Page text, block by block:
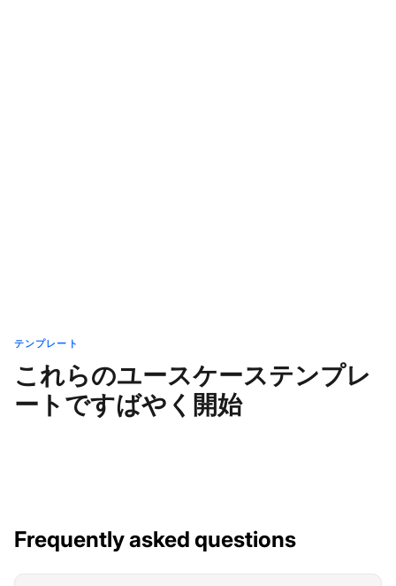
テンプレート
これらのユースケーステンプレ
ートですばやく開始
Frequently asked questions